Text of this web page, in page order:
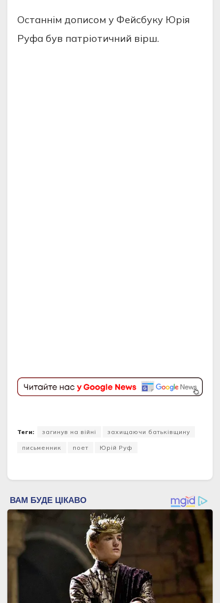
Останнім дописом у Фейсбуку Юрія
Руфа був патріотичний вірш.
Теги: загинув на війні захищаючи батьківщину
письменник поет Юрій Руф